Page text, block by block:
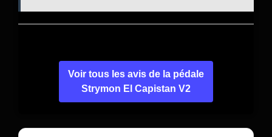
Voir tous les avis de la pédale
Strymon El Capistan V2